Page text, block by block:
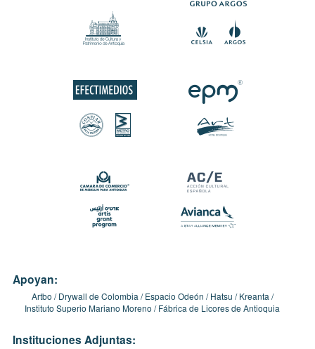
Apoyan:
Artbo Drywall de Colombia Espacio Odeón Hatsu
Kreanta
Instituto Superio Mariano Moreno
Fábrica de Licores de Antioquia
Instituciones Adjuntas: